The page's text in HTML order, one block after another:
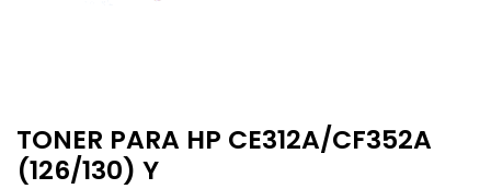
TONER PARA HP CE312A/CF352A
(126/130) Y